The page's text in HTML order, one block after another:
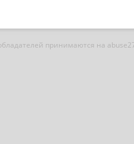
принимаются на